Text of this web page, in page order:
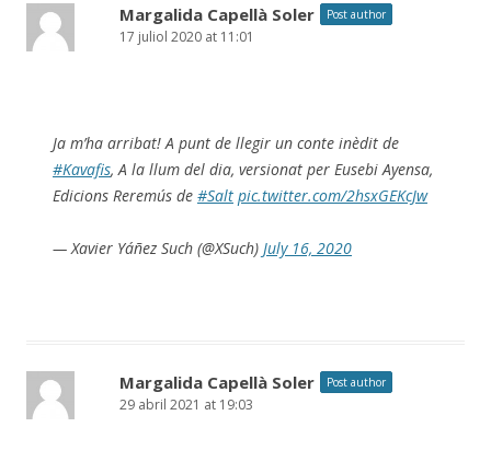
Margalida Capellà Soler Post author
17 juliol 2020 at 11:01
Ja m’ha arribat! A punt de llegir un conte inèdit de
#Kavafis, A la llum del dia, versionat per Eusebi Ayensa,
Edicions Reremús de #Salt pic.twitter.com/2hsxGEKcJw
— Xavier Yáñez Such (@XSuch) July 16, 2020
Margalida Capellà Soler Post author
29 abril 2021 at 19:03